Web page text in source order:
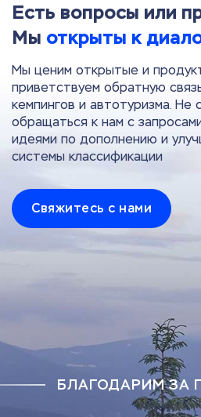
Есть вопросы или
Мы открыты к
Мы ценим открытые и
приветствуем обратную
кемпингов и автотуризма. Не
обращаться к нам с
идеями по дополнению и
системы классификации
Свяжитесь с нами
БЛАГОДАРИМ ЗА